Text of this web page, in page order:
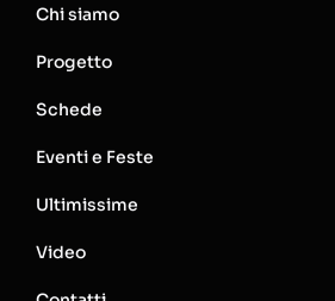
Chi siamo
Progetto
Schede
Eventi e Feste
Ultimissime
Video